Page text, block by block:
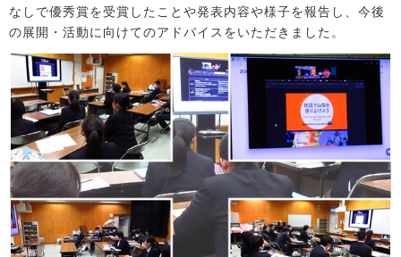
なしで優秀賞を受賞したことや発表内容や様子を報告し、今後
の展開・活動に向けてのアドバイスをいただきました。